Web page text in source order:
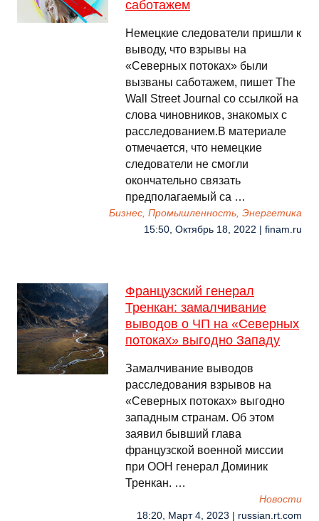
саботажем
Немецкие следователи пришли к
выводу, что взрывы на
«Северных потоках» были
вызваны саботажем, пишет The
Wall Street Journal со ссылкой на
слова чиновников, знакомых с
расследованием.В материале
отмечается, что немецкие
следователи не смогли
окончательно связать
предполагаемый са …
Бизнес, Промышленность, Энергетика
15:50, Октябрь 18, 2022 | finam.ru
Французский генерал
Тренкан: замалчивание
выводов о ЧП на «Северных
потоках» выгодно Западу
Замалчивание выводов
расследования взрывов на
«Северных потоках» выгодно
западным странам. Об этом
заявил бывший глава
французской военной миссии
при ООН генерал Доминик
Тренкан. …
Новости
18:20, Март 4, 2023 | russian.rt.com